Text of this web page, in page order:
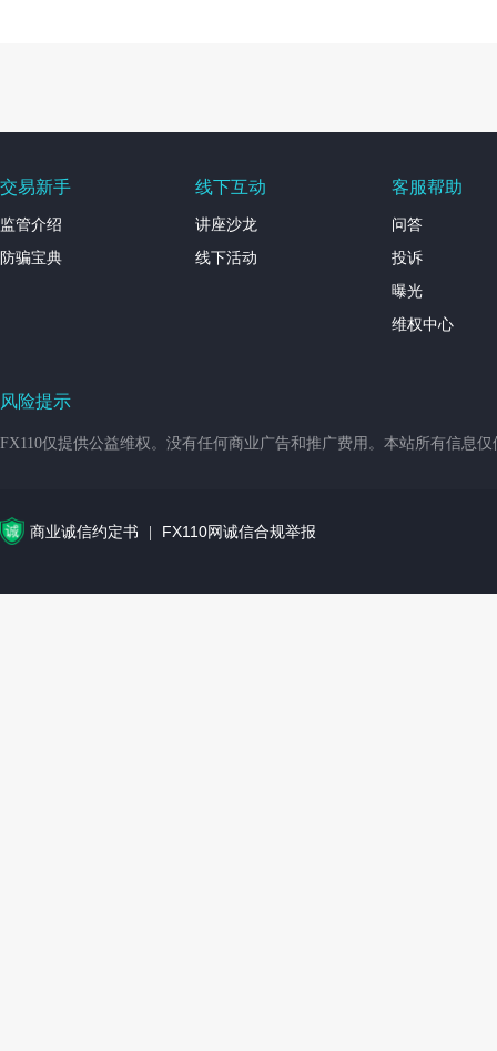
交易新手
监管介绍
防骗宝典
线下互动
讲座沙龙
线下活动
客服帮助
问答
投诉
曝光
维权中心
风险提示
FX110仅提供公益维权。没有任何商业广告和推广费用。本站所有信息
商业诚信约定书 FX110网诚信合规举报